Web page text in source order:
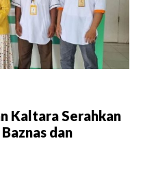
Kaltara Serahkan
dan